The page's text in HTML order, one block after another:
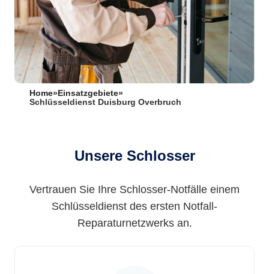
Home» Einsatzgebiete»
Schlüsseldienst Duisburg Overbruch
Unsere Schlosser
Vertrauen Sie Ihre Schlosser-Notfälle einem
Schlüsseldienst des ersten Notfall-
Reparaturnetzwerks an.